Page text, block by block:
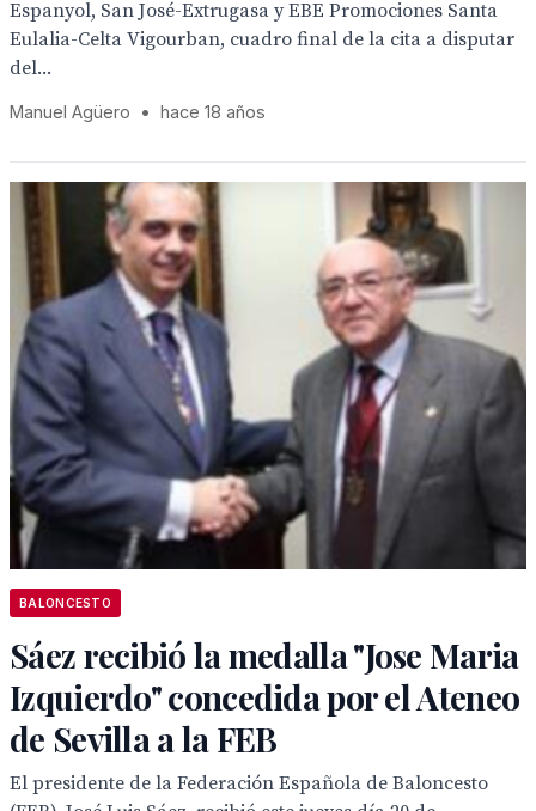
Espanyol, San José-Extrugasa y EBE Promociones Santa
Eulalia-Celta Vigourban, cuadro final de la cita a disputar
del...
Manuel Agüero • hace 18 años
BALONCESTO
Sáez recibió la medalla "Jose Maria
Izquierdo" concedida por el Ateneo
de Sevilla a la FEB
El presidente de la Federación Española de Baloncesto